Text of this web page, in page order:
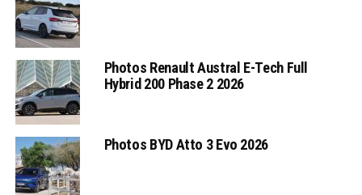
Photos Renault Austral E-Tech Full
Hybrid 200 Phase 2 2026
Photos BYD Atto 3 Evo 2026